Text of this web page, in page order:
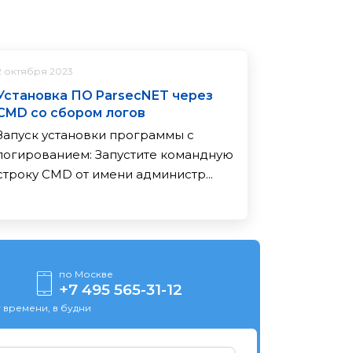
октября 2023
ПО ParsecNET через
со сбором логов
установки программы с
За­пус­ти­те ко­ман­дную
CMD от име­ни ад­ми­нис­тр...
по Москве
+7 495 565-31-12
в будни